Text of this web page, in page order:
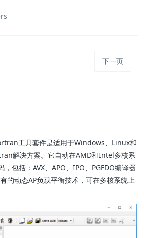
下一页
工具套件是适用于Windows、Linux和
解决方案。它自动在AMD和Intel多核系
包括：AVX、APO、IPO、PGFDO编译器
的动态AP负载平衡技术，可在多核系统上